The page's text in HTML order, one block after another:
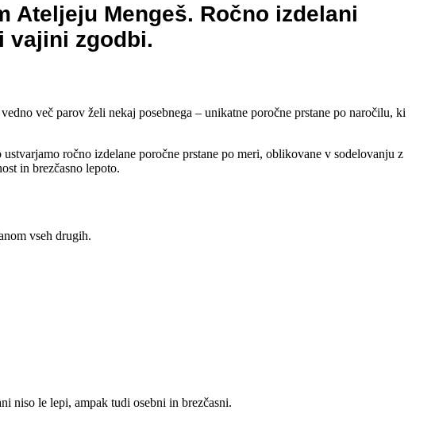
Ateljeju Mengeš. Ročno izdelani
vajini zgodbi.
več parov želi nekaj posebnega – unikatne poročne prstane po naročilu, ki
ročno izdelane poročne prstane po meri, oblikovane v sodelovanju z
in brezčasno lepoto.
vseh drugih.
niso le lepi, ampak tudi osebni in brezčasni.